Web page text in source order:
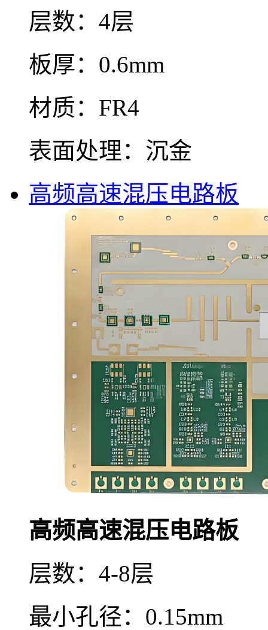
层数：4层
板厚：0.6mm
材质：FR4
表面处理：沉金
高频高速混压电路板
高频高速混压电路板
层数：4-8层
最小孔径：0.15mm